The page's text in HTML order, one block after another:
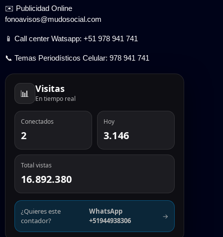
✉️ Publicidad Online
fonoavisos@mudosocial.com
📱 Call center Watsapp: +51 978 941 741
📞 Temas Periodísticos Celular: 978 941 741
📊 Visitas
En tiempo real
Conectados
2
Hoy
3.146
Total vistas
16.892.380
¿Quieres este
contador?
WhatsApp
+51944938306
→